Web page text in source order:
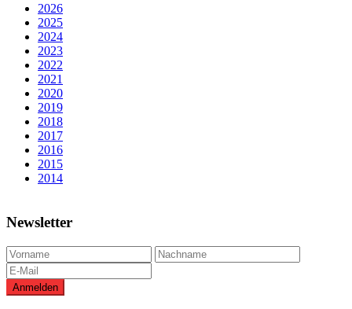
2026
2025
2024
2023
2022
2021
2020
2019
2018
2017
2016
2015
2014
Newsletter